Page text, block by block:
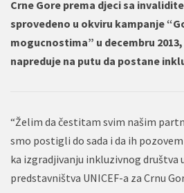
Crne Gore prema djeci sa
sprovedeno u okviru kampanje
mogucnostima” u decembru
napreduje na putu da postane
“Želim da čestitam svim našim
smo postigli do sada i da ih
ka izgradjivanju inkluzivnog društva
predstavništva UNICEF-a za Crnu